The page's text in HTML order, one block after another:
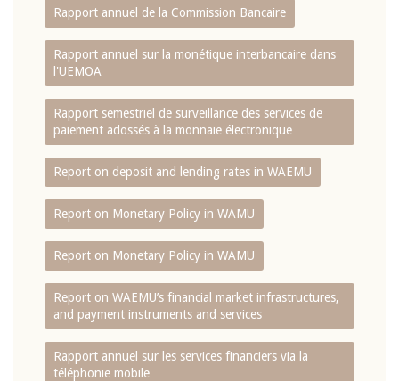
Rapport annuel de la Commission Bancaire
Rapport annuel sur la monétique interbancaire dans
l'UEMOA
Rapport semestriel de surveillance des services de
paiement adossés à la monnaie électronique
Report on deposit and lending rates in WAEMU
Report on Monetary Policy in WAMU
Report on Monetary Policy in WAMU
Report on WAEMU’s financial market infrastructures,
and payment instruments and services
Rapport annuel sur les services financiers via la
téléphonie mobile